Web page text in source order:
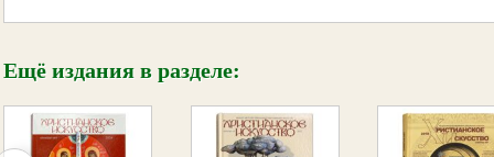
Ещё издания в разделе: